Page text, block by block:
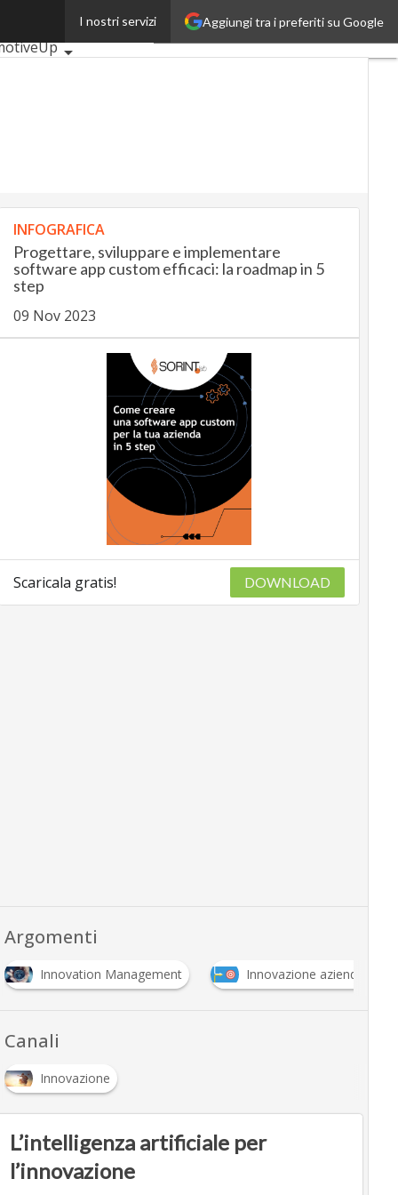
Aggiungi tra i preferiti su Google
I nostri servizi
INFOGRAFICA
Progettare, sviluppare e implementare
software app custom efficaci: la roadmap in 5
step
09 Nov 2023
Scaricala gratis! DOWNLOAD
Argomenti
Innovation Management Innovazione aziendale
Canali
Innovazione
L’intelligenza artificiale per
l’innovazione